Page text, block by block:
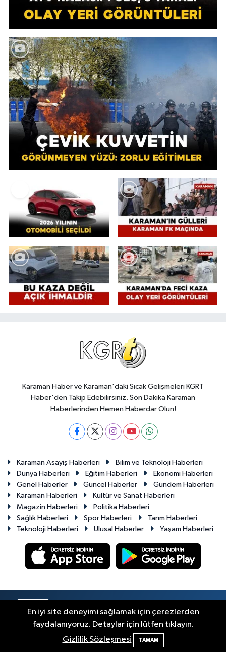
Karaman Haber ve Karaman'daki Sıcak Gelişmeleri KGRT
Haber'den Takip Edebilirsiniz. Son Dakika Karaman
Haberlerinden Hemen Haberdar Olun!
Karaman Asayiş Haberleri
Bilim ve Teknoloji Haberleri
Dünya Haberleri
Eğitim Haberleri
Ekonomi Haberleri
Genel Haberler
Güncel Haberler
Gündem Haberleri
Karaman Haberleri
Kültür ve Sanat Haberleri
Magazin Haberleri
Politika Haberleri
Sağlık Haberleri
Spor Haberleri
Tarım Haberleri
Teknoloji Haberleri
Ulusal Haberler Yaşam Haberleri
Haber Yazılımı:TE Bilişim
En iyi site deneyimi sağlamak için çerezlerden
faydalanıyoruz. Detaylar için lütfen tıklayın.
Gizlilik Sözleşmesi
TAMAM